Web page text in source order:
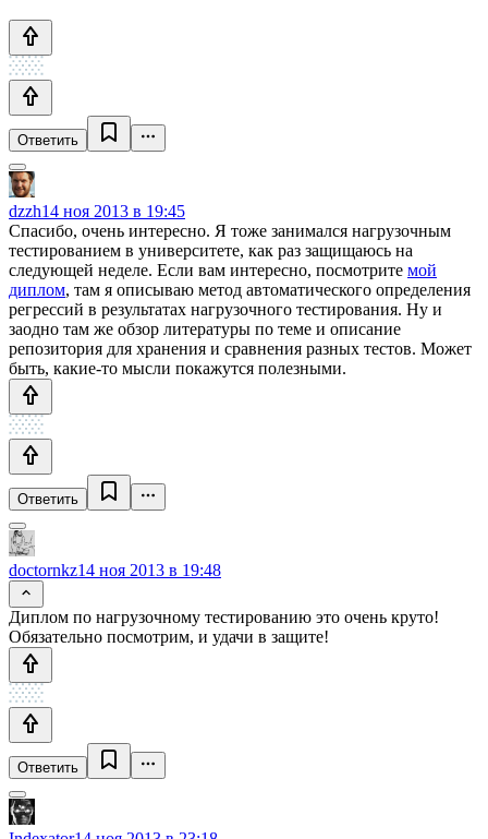
Ответить
dzzh14 ноя 2013 в 19:45
Спасибо, очень интересно. Я тоже занимался нагрузочным
тестированием в университете, как раз защищаюсь на
следующей неделе. Если вам интересно, посмотрите мой
диплом, там я описываю метод автоматического определения
регрессий в результатах нагрузочного тестирования. Ну и
заодно там же обзор литературы по теме и описание
репозитория для хранения и сравнения разных тестов. Может
быть, какие-то мысли покажутся полезными.
Ответить
doctornkz14 ноя 2013 в 19:48
Диплом по нагрузочному тестированию это очень круто!
Обязательно посмотрим, и удачи в защите!
Ответить